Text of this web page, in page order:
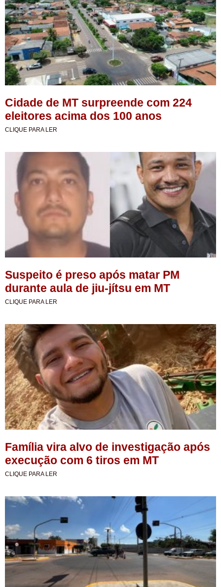
Cidade de MT surpreende com 224
eleitores acima dos 100 anos
CLIQUE PARA LER
Suspeito é preso após matar PM
durante aula de jiu-jítsu em MT
CLIQUE PARA LER
Família vira alvo de investigação após
execução com 6 tiros em MT
CLIQUE PARA LER